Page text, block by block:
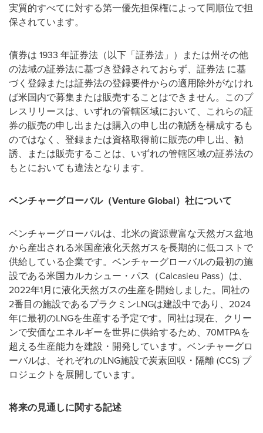
実質的すべてに対する第一優先担保権によって同順位で担
保されています。
債券は 1933 年証券法（以下「証券法」）または州その他
の法域の証券法に基づき登録されておらず、証券法 に基
づく登録または証券法の登録要件からの適用除外がなけれ
ば米国内で募集または販売することはできません。このプ
レスリリースは、いずれの管轄区域において、これらの証
券の販売の申し出または購入の申し出の勧誘を構成するも
のではなく、登録または資格取得前に販売の申し出、勧
誘、または販売することは、いずれの管轄区域の証券法の
もとにおいても違法となります。
ベンチャーグローバル（Venture Global）社について
ベンチャーグローバルは、北米の資源豊富な天然ガス盆地
から産出される米国産液化天然ガスを長期的に低コストで
供給している企業です。ベンチャーグローバルの最初の施
設である米国カルカシュー・パス（Calcasieu Pass）は、
2022年1月に液化天然ガスの生産を開始しました。同社の
2番目の施設であるプラクミンLNGは建設中であり、2024
年に最初のLNGを生産する予定です。同社は現在、クリー
ンで安価なエネルギーを世界に供給するため、70MTPAを
超える生産能力を建設・開発しています。ベンチャーグロ
ーバルは、それぞれのLNG施設で炭素回収・隔離 (CCS) プ
ロジェクトを展開しています。
将来の見通しに関する記述